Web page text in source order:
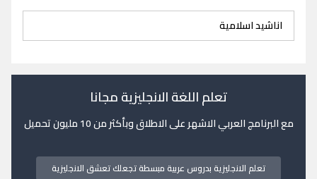
اناشيد اسلامية
تعلم اللغة الانجليزية مجانا
مع البرنامج العربي الاشهر على الاطلاق وبأكثر من 10 مليون تحميل
تعلم الانجليزية بدروس عربية مبسطة تجعلك تعشق الانجليزية